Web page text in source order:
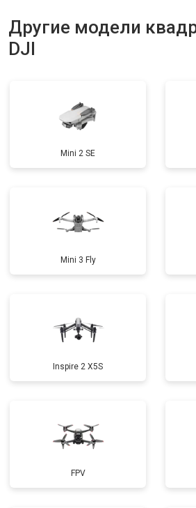
Другие модели
DJI
Mini 2 SE
Mini 3 Fly
Inspire 2 X5S
FPV